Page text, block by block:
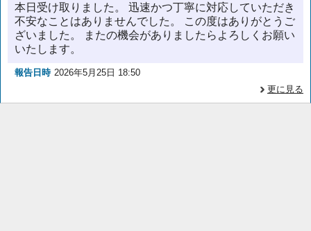
本日受け取りました。 迅速かつ丁寧に対応していただき
不安なことはありませんでした。 この度はありがとうご
ざいました。 またの機会がありましたらよろしくお願い
いたします。
報告日時 2026年5月25日 18:50
更に見る